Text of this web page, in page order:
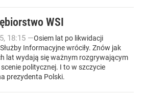
WSI
, 18:15 —Osiem lat po likwidacji
Informacyjne wróciły. Znów jak
lat wydają się ważnym rozgrywającym
politycznej. I to w szczycie
prezydenta Polski.